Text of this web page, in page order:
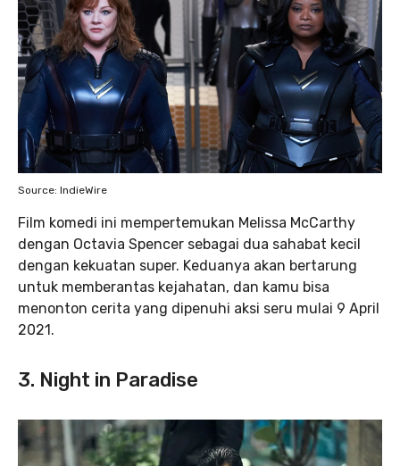
Source: IndieWire
Film komedi ini mempertemukan Melissa McCarthy
dengan Octavia Spencer sebagai dua sahabat kecil
dengan kekuatan super. Keduanya akan bertarung
untuk memberantas kejahatan, dan kamu bisa
menonton cerita yang dipenuhi aksi seru mulai 9 April
2021.
3. Night in Paradise